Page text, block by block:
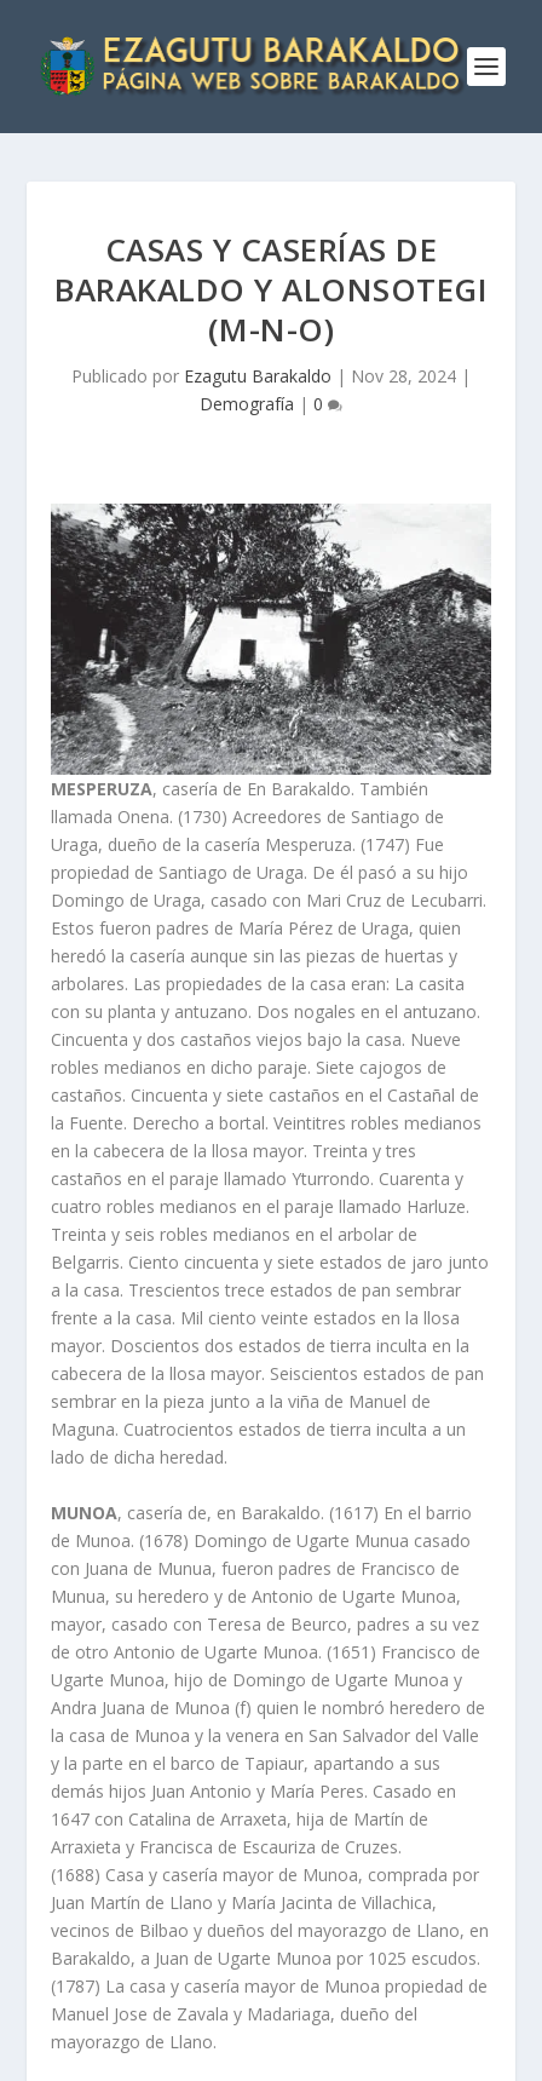
CASAS Y CASERÍAS DE
BARAKALDO Y ALONSOTEGI
(M-N-O)
Publicado por Ezagutu Barakaldo | Nov 28, 2024 |
Demografía | 0
MESPERUZA, caserí­a de En Barakaldo. También
llamada Onena. (1730) Acreedores de Santiago de
Uraga, dueño de la caserí­a Mesperuza. (1747) Fue
propiedad de Santiago de Uraga. De él pasó a su hijo
Domingo de Uraga, casado con Mari Cruz de Lecubarri.
Estos fueron padres de Marí­a Pérez de Uraga, quien
heredó la caserí­a aunque sin las piezas de huertas y
arbolares. Las propiedades de la casa eran: La casita
con su planta y antuzano. Dos nogales en el antuzano.
Cincuenta y dos castaños viejos bajo la casa. Nueve
robles medianos en dicho paraje. Siete cajogos de
castaños. Cincuenta y siete castaños en el Castañal de
la Fuente. Derecho a bortal. Veintitres robles medianos
en la cabecera de la llosa mayor. Treinta y tres
castaños en el paraje llamado Yturrondo. Cuarenta y
cuatro robles medianos en el paraje llamado Harluze.
Treinta y seis robles medianos en el arbolar de
Belgarris. Ciento cincuenta y siete estados de jaro junto
a la casa. Trescientos trece estados de pan sembrar
frente a la casa. Mil ciento veinte estados en la llosa
mayor. Doscientos dos estados de tierra inculta en la
cabecera de la llosa mayor. Seiscientos estados de pan
sembrar en la pieza junto a la viña de Manuel de
Maguna. Cuatrocientos estados de tierra inculta a un
lado de dicha heredad.
MUNOA, caserí­a de, en Barakaldo. (1617) En el barrio
de Munoa. (1678) Domingo de Ugarte Munua casado
con Juana de Munua, fueron padres de Francisco de
Munua, su heredero y de Antonio de Ugarte Munoa,
mayor, casado con Teresa de Beurco, padres a su vez
de otro Antonio de Ugarte Munoa. (1651) Francisco de
Ugarte Munoa, hijo de Domingo de Ugarte Munoa y
Andra Juana de Munoa (f) quien le nombró heredero de
la casa de Munoa y la venera en San Salvador del Valle
y la parte en el barco de Tapiaur, apartando a sus
demás hijos Juan Antonio y Marí­a Peres. Casado en
1647 con Catalina de Arraxeta, hija de Martí­n de
Arraxieta y Francisca de Escauriza de Cruzes.
(1688) Casa y caserí­a mayor de Munoa, comprada por
Juan Martí­n de Llano y Marí­a Jacinta de Villachica,
vecinos de Bilbao y dueños del mayorazgo de Llano, en
Barakaldo, a Juan de Ugarte Munoa por 1025 escudos.
(1787) La casa y caserí­a mayor de Munoa propiedad de
Manuel Jose de Zavala y Madariaga, dueño del
mayorazgo de Llano.